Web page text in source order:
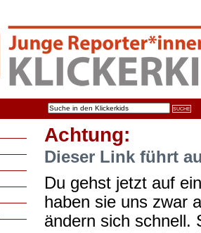
Achtung:
Dieser Link führt
Du gehst jetzt auf
haben sie uns zwar
ändern sich schnell.